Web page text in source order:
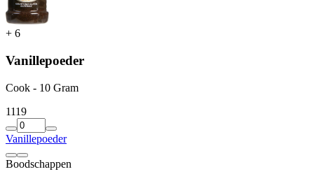
+ 6
Vanillepoeder
Cook - 10 Gram
1119
Vanillepoeder
Boodschappen